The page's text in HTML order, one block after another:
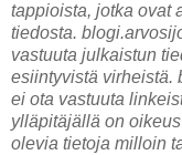
tappioista, jotka ovat
tiedosta.
vastuuta julkaistun
esiintyvistä virheistä.
ei ota vastuuta
ylläpitäjällä on
olevia tietoja milloin